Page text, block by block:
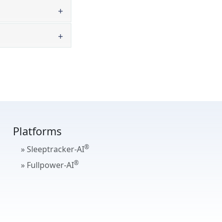
Platforms
» Sleeptracker-AI®
» Fullpower-AI®